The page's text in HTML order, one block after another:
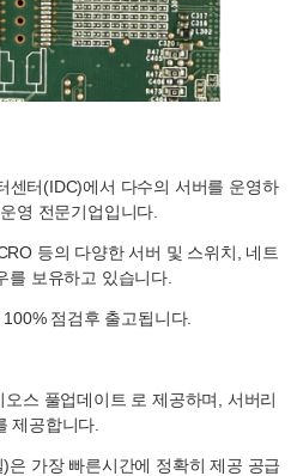
센터(IDC)에서 다수의 서버를 운영하
영 전문기업입니다.
등의 다양한 서버 및 스위치, 네트
를 보유하고 있습니다.
점검후 출고됩니다.
스 풀업데이트 로 제공하며, 서버리
제공합니다.
은 가장 빠른시간에 정확히 제공 공급